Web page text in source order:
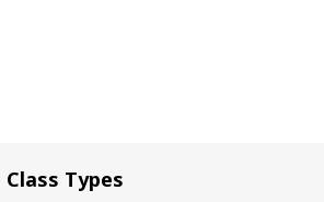
Class Types